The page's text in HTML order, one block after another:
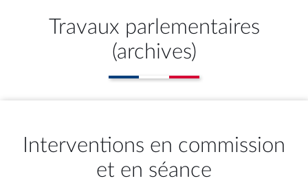
Travaux parlementaires
(archives)
Interventions en commission
et en séance